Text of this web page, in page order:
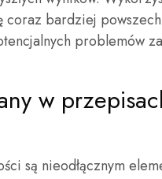
bardziej
problemów
w
są nieodłącznym